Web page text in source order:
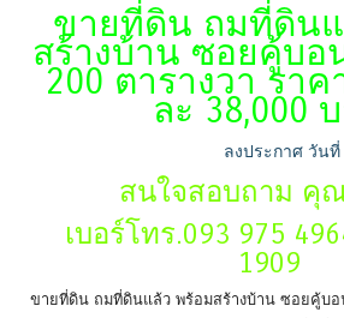
ขายที่ดิน ถมที่ดิน
สร้างบ้าน ซอยคู้บอ
200 ตารางวา ราค
ละ 38,000
ลงประกาศ วัน
สนใจสอบถาม คุ
เบอร์โทร.093 975
1909
ขายที่ดิน ถมที่ดินแล้ว พร้อมสร้างบ้าน ซอยคู้บ